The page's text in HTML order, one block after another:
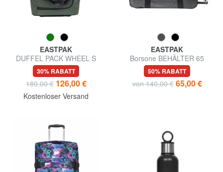
EASTPAK
DUFFEL PACK WHEEL S
Kleiner wasserabweisender
Reisetaschen-Trolley
30% RABATT
180,00 € 126,00 €
Kostenloser Versand
EASTPAK
Borsone BEHÄLTER 65
50% RABATT
von 140,00 € 65,00 €